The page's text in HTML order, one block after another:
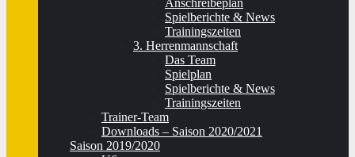
Anschreibeplan
Spielberichte & News
Trainingszeiten
3. Herrenmannschaft
Das Team
Spielplan
Spielberichte & News
Trainingszeiten
Trainer-Team
Downloads – Saison 2020/2021
Saison 2019/2020